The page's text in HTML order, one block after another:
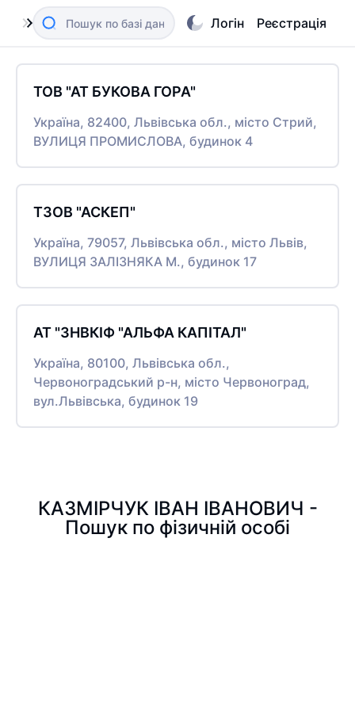
Логін Реєстрація
ТОВ "АТ БУКОВА ГОРА"
Україна, 82400, Львівська обл., місто Стрий,
ВУЛИЦЯ ПРОМИСЛОВА, будинок 4
ТЗОВ "АСКЕП"
Україна, 79057, Львівська обл., місто Львів,
ВУЛИЦЯ ЗАЛІЗНЯКА М., будинок 17
АТ "ЗНВКІФ "АЛЬФА КАПІТАЛ"
Україна, 80100, Львівська обл.,
Червоноградський р-н, місто Червоноград,
вул.Львівська, будинок 19
КАЗМІРЧУК ІВАН ІВАНОВИЧ -
Пошук по фізичній особі